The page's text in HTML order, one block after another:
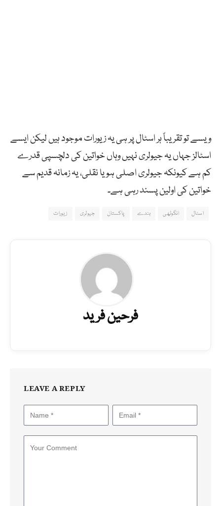
ویسے تو تقریباً ہر اسٹال پر ہی یہ زیورات موجود ہیں لیکن ایسے
اسٹالز جہاں یہ جیولری نہیں وہاں خواتین کی دلچسپی قدرے
کم ہے کیونکہ جیولری اصلی ہو یا نقلی، یہ زمانہ قدیم سے
خواتین کی اولین پسند رہی ہے۔
اسٹال انگوٹھی بندے پاکستان جیولری زیورات
فرحین فرید
LEAVE A REPLY